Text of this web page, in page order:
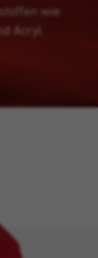
wie
Acryl.